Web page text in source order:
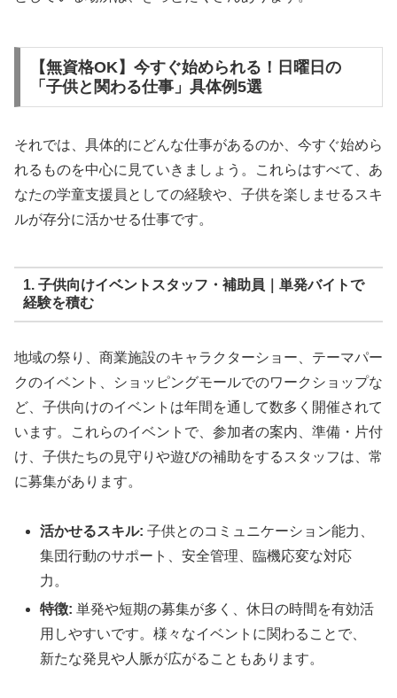
【無資格OK】今すぐ始められる！日曜日の
「子供と関わる仕事」具体例5選
それでは、具体的にどんな仕事があるのか、今すぐ始めら
れるものを中心に見ていきましょう。これらはすべて、あ
なたの学童支援員としての経験や、子供を楽しませるスキ
ルが存分に活かせる仕事です。
1. 子供向けイベントスタッフ・補助員｜単発バイトで
経験を積む
地域の祭り、商業施設のキャラクターショー、テーマパー
クのイベント、ショッピングモールでのワークショップな
ど、子供向けのイベントは年間を通して数多く開催されて
います。これらのイベントで、参加者の案内、準備・片付
け、子供たちの見守りや遊びの補助をするスタッフは、常
に募集があります。
活かせるスキル: 子供とのコミュニケーション能力、
集団行動のサポート、安全管理、臨機応変な対応
力。
特徴: 単発や短期の募集が多く、休日の時間を有効活
用しやすいです。様々なイベントに関わることで、
新たな発見や人脈が広がることもあります。